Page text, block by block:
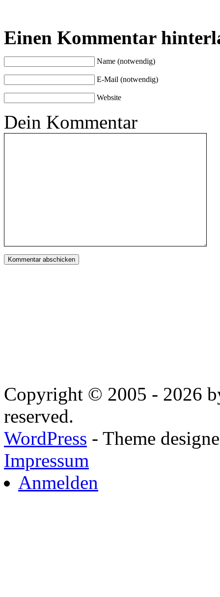
Einen Kommentar
Name (notwendig)
E-Mail (notwendig)
Website
Dein Kommentar
Copyright © 2005 - 2026
reserved.
WordPress - Theme
Impressum
Anmelden